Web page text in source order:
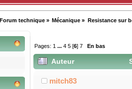
Forum technique» Mécanique » Resistance sur
Pages: 1 ...4 5 [6]7 En bas
Auteur
mitch83